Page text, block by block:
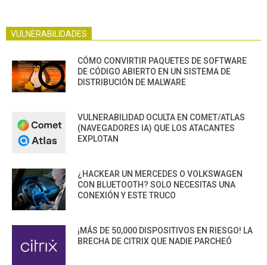
VULNERABILIDADES
CÓMO CONVIRTIR PAQUETES DE SOFTWARE
DE CÓDIGO ABIERTO EN UN SISTEMA DE
DISTRIBUCIÓN DE MALWARE
VULNERABILIDAD OCULTA EN COMET/ATLAS
(NAVEGADORES IA) QUE LOS ATACANTES
EXPLOTAN
¿HACKEAR UN MERCEDES O VOLKSWAGEN
CON BLUETOOTH? SOLO NECESITAS UNA
CONEXIÓN Y ESTE TRUCO
¡MÁS DE 50,000 DISPOSITIVOS EN RIESGO! LA
BRECHA DE CITRIX QUE NADIE PARCHEÓ